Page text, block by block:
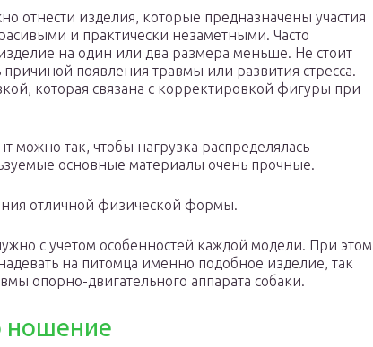
отнести изделия, которые предназначены участия
и практически незаметными. Часто
изделие на один или два размера меньше. Не стоит
появления травмы или развития стресса.
которая связана с корректировкой фигуры при
можно так, чтобы нагрузка распределялась
основные материалы очень прочные.
отличной физической формы.
с учетом особенностей каждой модели. При этом
на питомца именно подобное изделие, так
опорно-двигательного аппарата собаки.
ношение